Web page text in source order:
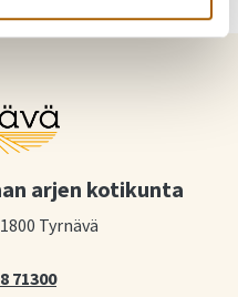
arjen kotikunta
Tyrnävä
71300